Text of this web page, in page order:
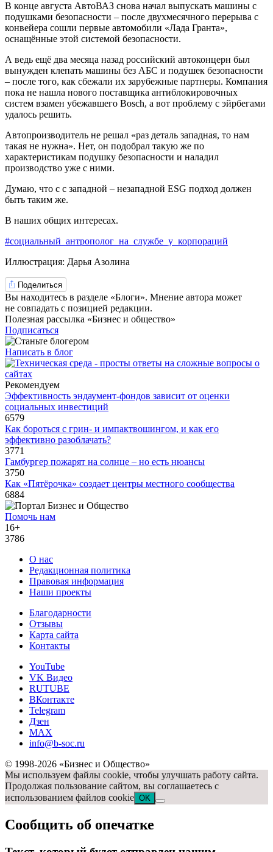
В конце августа АвтоВАЗ снова начал выпускать машины с
подушками безопасности – после двухмесячного перерыва с
конвейера сошли первые автомобили «Лада Гранта»,
оснащённые этой системой безопасности.
А ведь ещё два месяца назад российский автоконцерн был
вынужден клепать машины без АБС и подушек безопасности
– после того, как сбежали их зарубежные партнеры. Компания
пока не нашла нового поставщика антиблокировочных
систем взамен убежавшего Bosch, а вот проблему с эйрбегами
удалось решить.
Автопроизводитель не решал «раз деталь западная, то нам
такая не нужна». Нет, он подобрал такую же по
характеристикам подушку безопасности и наладил
производство уже с ними.
Думаю, что с с западной – незападной ESG подход должен
быть таким же.
В наших общих интересах.
#социальный_антрополог_на_службе_у_корпораций
Иллюстрация: Дарья Азолина
Поделиться
Вы находитесь в разделе «Блоги». Мнение автора может
не совпадать с позицией редакции.
Полезная рассылка «Бизнес и общество»
Подписаться
Написать в блог
Рекомендуем
Эффективность эндаумент-фондов зависит от оценки
социальных инвестиций
6579
Как бороться с грин- и импактвошингом, и как его
эффективно разоблачать?
3771
Гамбургер пожарят на солнце – но есть нюансы
3750
Как «Пятёрочка» создает центры местного сообщества
6884
Помочь нам
16+
3786
О нас
Редакционная политика
Правовая информация
Наши проекты
Благодарности
Отзывы
Карта сайта
Контакты
YouTube
VK Видео
RUTUBE
ВКонтакте
Telegram
Дзен
MAX
info@b-soc.ru
© 1998-2026 «Бизнес и Общество»
Мы используем файлы cookie, чтобы улучшать работу сайта.
Продолжая пользование сайтом, вы соглашаетесь с
использованием файлов cookie OK
Сообщить об опечатке